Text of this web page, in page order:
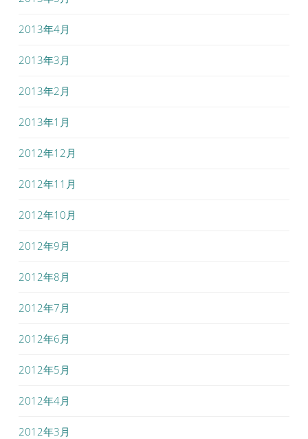
2013年4月
2013年3月
2013年2月
2013年1月
2012年12月
2012年11月
2012年10月
2012年9月
2012年8月
2012年7月
2012年6月
2012年5月
2012年4月
2012年3月